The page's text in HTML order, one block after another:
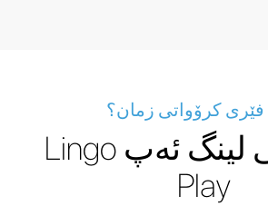
کرۆواتی زمان؟
کرۆواتی لینگ ئەپ Lingo
Play